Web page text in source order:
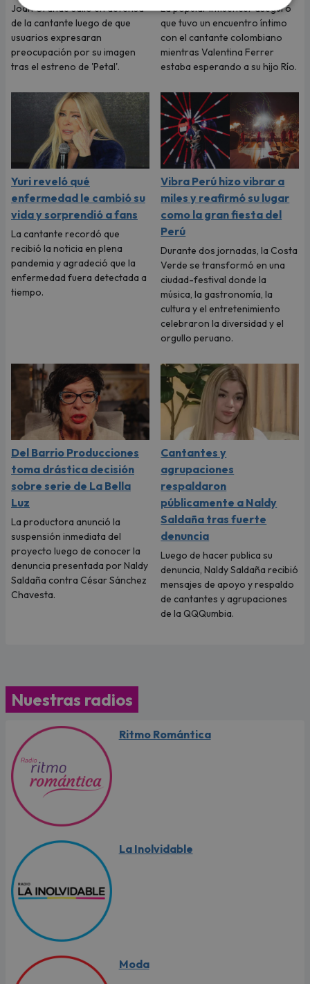
Joan Grande salió en defensa
de la cantante luego de que
usuarios expresaran
preocupación por su imagen
tras el estreno de 'Petal'.
La popular influencer aseguró
que tuvo un encuentro íntimo
con el cantante colombiano
mientras Valentina Ferrer
estaba esperando a su hijo Río.
Yuri reveló qué
enfermedad le cambió su
vida y sorprendió a fans
La cantante recordó que
recibió la noticia en plena
pandemia y agradeció que la
enfermedad fuera detectada a
tiempo.
Vibra Perú hizo vibrar a
miles y reafirmó su lugar
como la gran fiesta del
Perú
Durante dos jornadas, la Costa
Verde se transformó en una
ciudad-festival donde la
música, la gastronomía, la
cultura y el entretenimiento
celebraron la diversidad y el
orgullo peruano.
Del Barrio Producciones
toma drástica decisión
sobre serie de La Bella
Luz
La productora anunció la
suspensión inmediata del
proyecto luego de conocer la
denuncia presentada por Naldy
Saldaña contra César Sánchez
Chavesta.
Cantantes y
agrupaciones
respaldaron
públicamente a Naldy
Saldaña tras fuerte
denuncia
Luego de hacer publica su
denuncia, Naldy Saldaña recibió
mensajes de apoyo y respaldo
de cantantes y agrupaciones
de la QQQumbia.
Nuestras radios
Ritmo Romántica
La Inolvidable
Moda